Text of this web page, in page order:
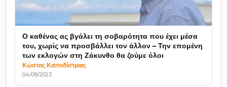
Ο καθένας ας βγάλει τη σοβαρότητα που έχει μέσα
του, χωρίς να προσβάλλει τον άλλον – Την επομένη
των εκλογών στη Ζάκυνθο θα ζούμε όλοι
Κώστας Καποδίστριας
04/09/2023